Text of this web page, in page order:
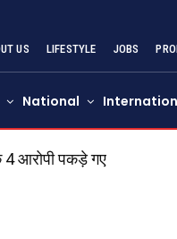
US LIFESTYLE JOBS
National
4 आरोपी पकड़े गए